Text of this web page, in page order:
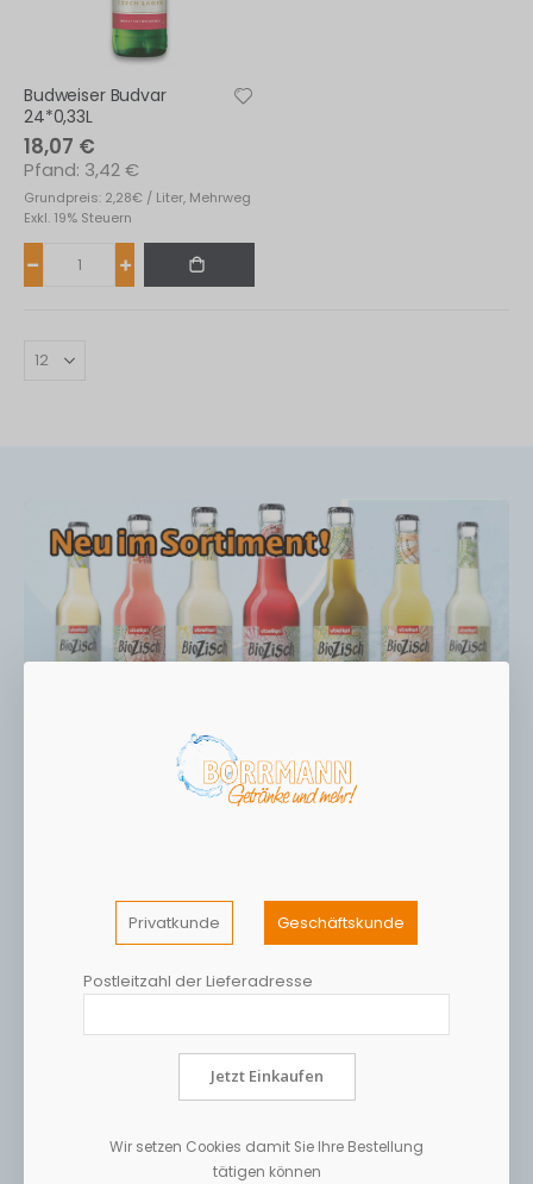
Budweiser Budvar
24*0,33L
18,07 €
Grundpreis: 2,28€ / Liter, Mehrweg
3,42 €
Exkl. 19% Steuern
Privatkunde Geschäftskunde
Postleitzahl der Lieferadresse
Jetzt Einkaufen
Wir setzen Cookies damit Sie Ihre Bestellung
tätigen können